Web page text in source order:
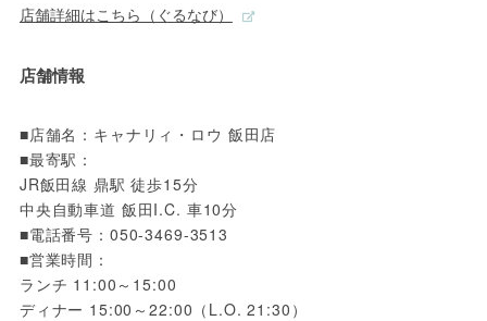
店舗詳細はこちら（ぐるなび）
店舗情報
■店舗名：キャナリィ・ロウ 飯田店
■最寄駅：
JR飯田線 鼎駅 徒歩15分
中央自動車道 飯田I.C. 車10分
■電話番号：050-3469-3513
■営業時間：
ランチ 11:00～15:00
ディナー 15:00～22:00（L.O. 21:30）